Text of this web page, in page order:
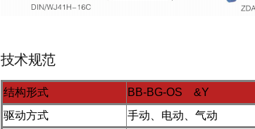
技术规范
结构形式
BB-BG-OS &Y
驱动方式
手动、电动、气动